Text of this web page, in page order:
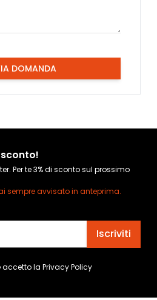
DOMANDA
sconto!
Per te 3% di sconto sul prossimo
sempre avvisato in anteprima.
Iscriviti
accetto la Privacy Policy